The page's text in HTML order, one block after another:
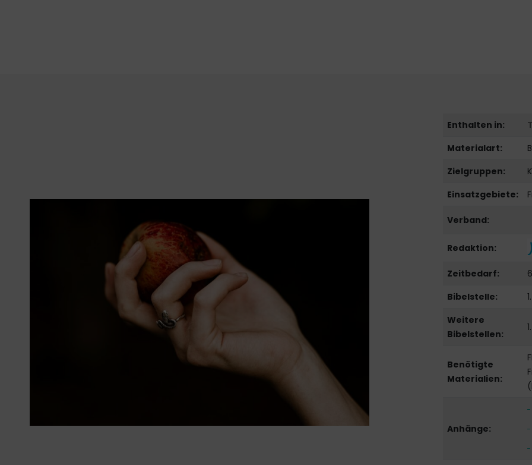
Enthalten in:
Materialart:
Zielgruppen:
Einsatzgebiete:
Verband:
Redaktion:
Zeitbedarf:
Bibelstelle:
Weitere
Bibelstellen:
Benötigte
Materialien:
Anhänge: